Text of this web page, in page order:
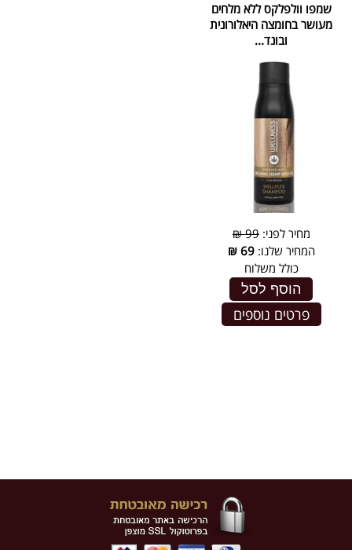
שמפו וולפלקס ללא מלחים
מעושר בחומצה היאלורונית
ובונד...
מחיר לפני:99 ₪
המחיר שלנו:69
₪
כולל משלוח
הוסף לסל
פרטים נוספים